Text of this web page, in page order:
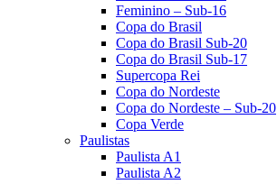
Feminino – Sub-16
Copa do Brasil
Copa do Brasil Sub-20
Copa do Brasil Sub-17
Supercopa Rei
Copa do Nordeste
Copa do Nordeste – Sub-20
Copa Verde
Paulistas
Paulista A1
Paulista A2